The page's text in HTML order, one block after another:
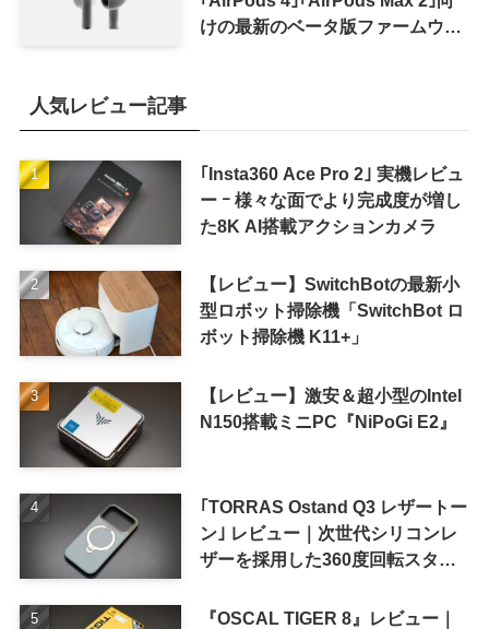
けの最新のベータ版ファームウェ
人気レビュー記事
｢Insta360 Ace Pro 2｣ 実機レビュ
ー ｰ 様々な面でより完成度が増し
た8K AI搭載アクションカメラ
【レビュー】SwitchBotの最新小
型ロボット掃除機「SwitchBot ロ
ボット掃除機 K11+」
【レビュー】激安＆超小型のIntel
N150搭載ミニPC『NiPoGi E2』
｢TORRAS Ostand Q3 レザートー
ン｣ レビュー｜次世代シリコンレ
ザーを採用した360度回転スタン
『OSCAL TIGER 8』レビュー｜